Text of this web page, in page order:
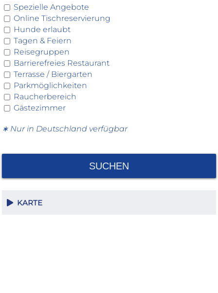
Spezielle Angebote
Online Tischreservierung
Hunde erlaubt
Tagen & Feiern
Reisegruppen
Barrierefreies Restaurant
Terrasse / Biergarten
Parkmöglichkeiten
Raucherbereich
Gästezimmer
∗ Nur in Deutschland verfügbar
SUCHEN
KARTE